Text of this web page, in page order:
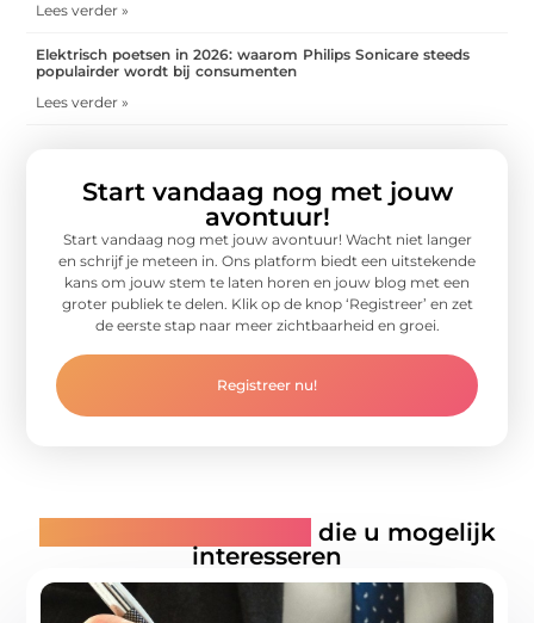
Lees verder »
Elektrisch poetsen in 2026: waarom Philips Sonicare steeds
populairder wordt bij consumenten
Lees verder »
Start vandaag nog met jouw
avontuur!
Start vandaag nog met jouw avontuur! Wacht niet langer
en schrijf je meteen in. Ons platform biedt een uitstekende
kans om jouw stem te laten horen en jouw blog met een
groter publiek te delen. Klik op de knop ‘Registreer’ en zet
de eerste stap naar meer zichtbaarheid en groei.
Registreer nu!
die u mogelijk
interesseren